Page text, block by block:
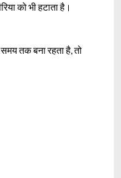
को भी हटाता है।
तक बना रहता है, तो